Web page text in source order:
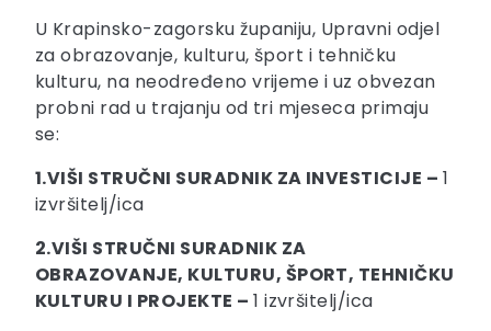
U Krapinsko-zagorsku županiju, Upravni odjel
za obrazovanje, kulturu, šport i tehničku
kulturu, na neodređeno vrijeme i uz obvezan
probni rad u trajanju od tri mjeseca primaju
se:
1.VIŠI STRUČNI SURADNIK ZA INVESTICIJE – 1
izvršitelj/ica
2.VIŠI STRUČNI SURADNIK ZA
OBRAZOVANJE, KULTURU, ŠPORT, TEHNIČKU
KULTURU I PROJEKTE –1 izvršitelj/ica